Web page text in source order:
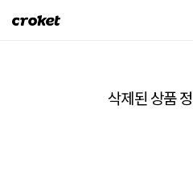
크
삭제된 상품